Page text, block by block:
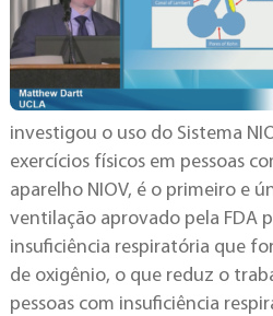
investigou o uso do Sistema
exercícios físicos em pessoas
aparelho NIOV, é o primeiro e
ventilação aprovado pela FDA
insuficiência respiratória que
de oxigênio, o que reduz o
pessoas com insuficiência